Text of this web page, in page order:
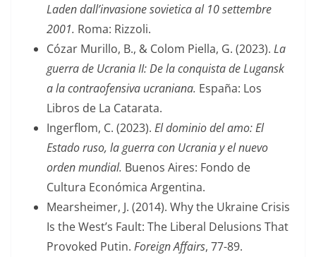
Laden dall’invasione sovietica al 10 settembre
2001. Roma: Rizzoli.
Cózar Murillo, B., & Colom Piella, G. (2023). La
guerra de Ucrania II: De la conquista de Lugansk
a la contraofensiva ucraniana. España: Los
Libros de La Catarata.
Ingerflom, C. (2023). El dominio del amo: El
Estado ruso, la guerra con Ucrania y el nuevo
orden mundial. Buenos Aires: Fondo de
Cultura Económica Argentina.
Mearsheimer, J. (2014). Why the Ukraine Crisis
Is the West’s Fault: The Liberal Delusions That
Provoked Putin. Foreign Affairs, 77-89.